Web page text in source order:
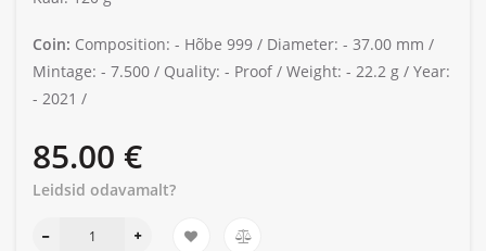
Coin: Composition: - Hõbe 999 / Diameter: - 37.00 mm /
Mintage: - 7.500 / Quality: - Proof / Weight: - 22.2 g / Year:
- 2021 /
85.00 €
Leidsid odavamalt?